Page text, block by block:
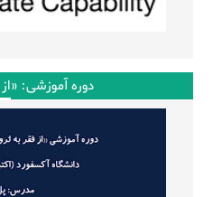
دوره آموزشی: